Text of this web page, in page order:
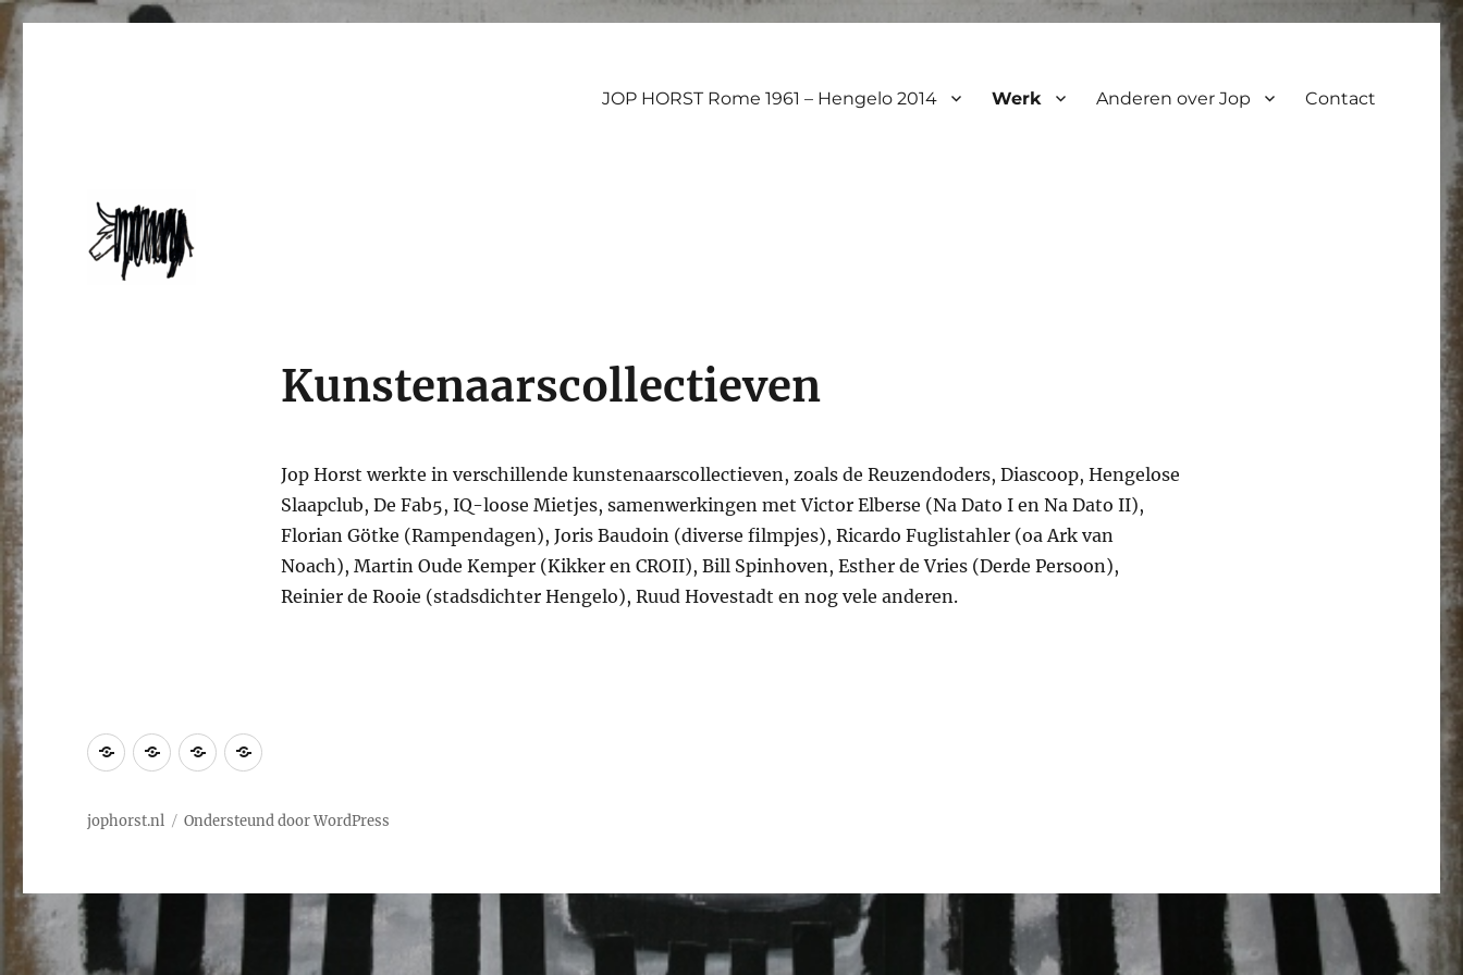
JOP HORST Rome 1961 – Hengelo 2014 Werk Anderen over Jop Contact
Kunstenaarscollectieven
Jop Horst werkte in verschillende kunstenaarscollectieven, zoals de Reuzendoders, Diascoop, Hengelose
Slaapclub, De Fab5, IQ-loose Mietjes, samenwerkingen met Victor Elberse (Na Dato I en Na Dato II),
Florian Götke (Rampendagen), Joris Baudoin (diverse filmpjes), Ricardo Fuglistahler (oa Ark van
Noach), Martin Oude Kemper (Kikker en CROII), Bill Spinhoven, Esther de Vries (Derde Persoon),
Reinier de Rooie (stadsdichter Hengelo), Ruud Hovestadt en nog vele anderen.
JOP
Rome
Hengelo
2014
WerkAnderen
Jop
Contact
jophorst.nl Ondersteund door WordPress